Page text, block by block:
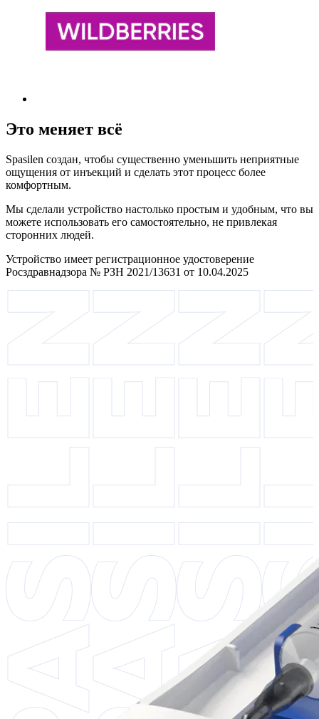
Это меняет всё
Spasilen создан, чтобы существенно уменьшить неприятные
ощущения от инъекций и сделать этот процесс более
комфортным.
Мы сделали устройство настолько простым и удобным, что вы
можете использовать его самостоятельно, не привлекая
сторонних людей.
Устройство имеет регистрационное удостоверение
Росздравнадзора № РЗН 2021/13631 от 10.04.2025